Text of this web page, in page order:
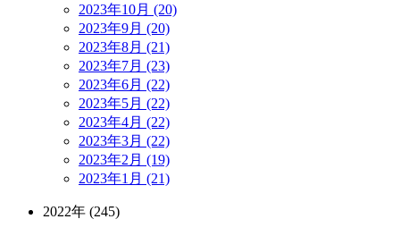
2023年10月 (20)
2023年9月 (20)
2023年8月 (21)
2023年7月 (23)
2023年6月 (22)
2023年5月 (22)
2023年4月 (22)
2023年3月 (22)
2023年2月 (19)
2023年1月 (21)
2022年 (245)